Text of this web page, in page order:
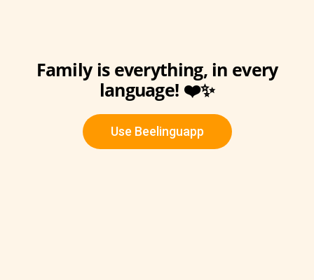
Family is everything, in every
language! ❤️✨
Use Beelinguapp